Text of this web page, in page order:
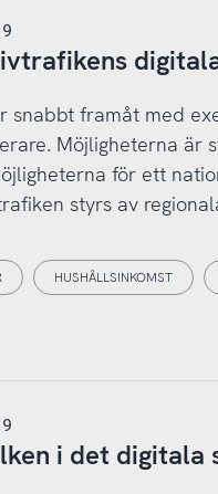
snabbt framåt med
Möjligheterna är
för ett
styrs av
HUSHÅLLSINKOMST
i det digitala